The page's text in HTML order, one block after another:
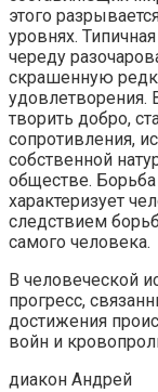
этого
уровнях.
череду
скрашенную
удовлетворения.
творить добро,
сопротивления,
собственной
обществе.
характеризует
следствием
самого человека.
В человеческой
прогресс,
достижения
войн и
диакон Андрей